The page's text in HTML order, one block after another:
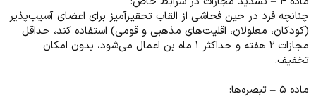
چنانچه فرد در حین فحاشی از القاب تحقیرآمیز برای اعضای آسیب‌پذیر
(کودکان، معلولان، اقلیت‌های مذهبی و قومی) استفاده کند، حداقل
مجازات ۲ هفته و حداکثر ۱ ماه بن اعمال می‌شود، بدون امکان
تخفیف.
ماده ۵ – تبصره‌ها: